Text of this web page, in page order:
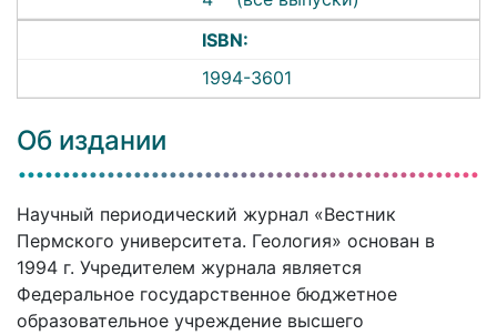
ISBN:
1994-3601
Об издании
Научный периодический журнал «Вестник
Пермского университета. Геология» основан в
1994 г. Учредителем журнала является
Федеральное государственное бюджетное
образовательное учреждение высшего